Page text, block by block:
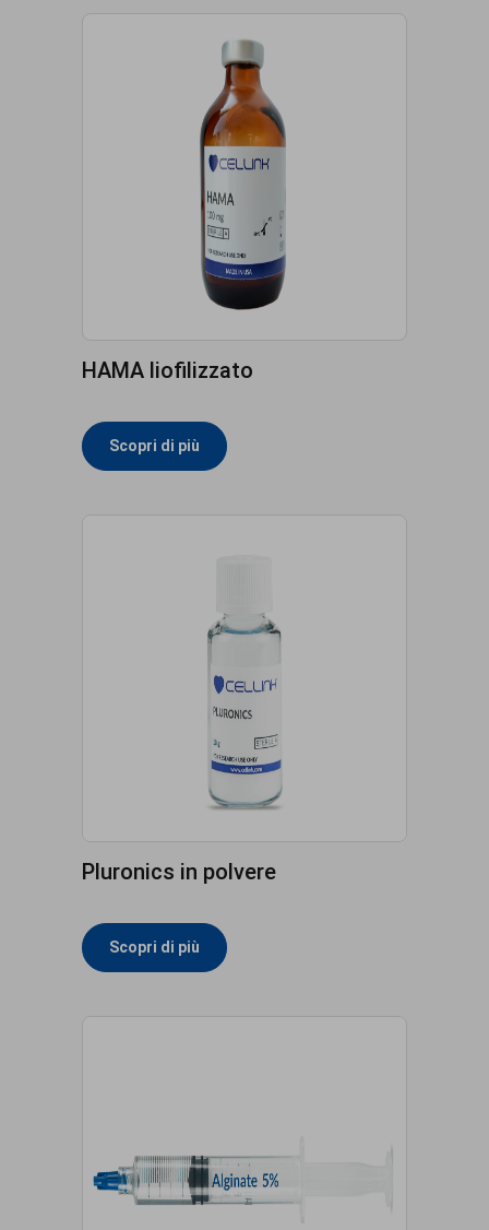
HAMA liofilizzato
Scopri di più
Pluronics in polvere
Scopri di più